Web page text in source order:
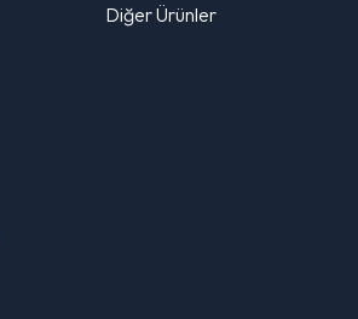
Diğer Ürünler